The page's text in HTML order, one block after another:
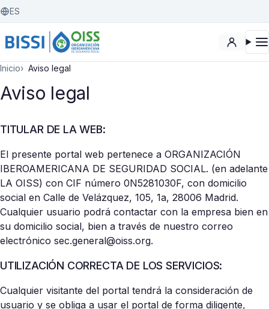
ES
Inicio Aviso legal
Aviso legal
TITULAR DE LA WEB:
El presente portal web pertenece a ORGANIZACIÓN
IBEROAMERICANA DE SEGURIDAD SOCIAL. (en adelante
LA OISS) con CIF número 0N5281030F, con domicilio
social en Calle de Velázquez, 105, 1a, 28006 Madrid.
Cualquier usuario podrá contactar con la empresa bien en
su domicilio social, bien a través de nuestro correo
electrónico sec.general@oiss.org.
UTILIZACIÓN CORRECTA DE LOS SERVICIOS​:
Cualquier visitante del portal tendrá la consideración de
usuario y se obliga a usar el portal de forma diligente,